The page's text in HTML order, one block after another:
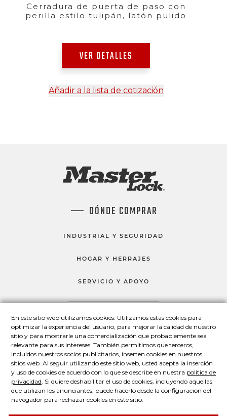
En este sitio web utilizamos cookies. Utilizamos estas cookies para
optimizar la experiencia del usuario, para mejorar la calidad de nuestro
sitio y para mostrarle una comercialización que probablemente sea
relevante para sus intereses. También permitimos que terceros,
incluidos nuestros socios publicitarios, inserten cookies en nuestros
sitios web. Al seguir utilizando este sitio web, usted acepta la inserción
y uso de cookies de acuerdo con lo que se describe en nuestra política de
privacidad. Si quiere deshabilitar el uso de cookies, incluyendo aquellas
que utilizan los anunciantes, puede hacerlo desde la configuración del
navegador para rechazar cookies en este sitio.
Cerradura de puerta de paso con
perilla estilo tulipán, latón pulido
VER DETALLES
Añadir a la lista de cotización
DÓNDE COMPRAR
INDUSTRIAL Y SEGURIDAD
HOGAR Y HERRAJES
SERVICIO Y APOYO
HABLEMOS
Master Lock en Facebook
Master Lock en LinkedIn
Master Lock en Twitter
Master Lock en
© 2026 Master Lock Company LLC.
Contáctenos Conózcanos
Política de privacidad